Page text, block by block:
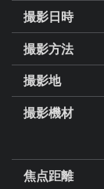
撮影日時
撮影方法
撮影地
撮影機材
焦点距離